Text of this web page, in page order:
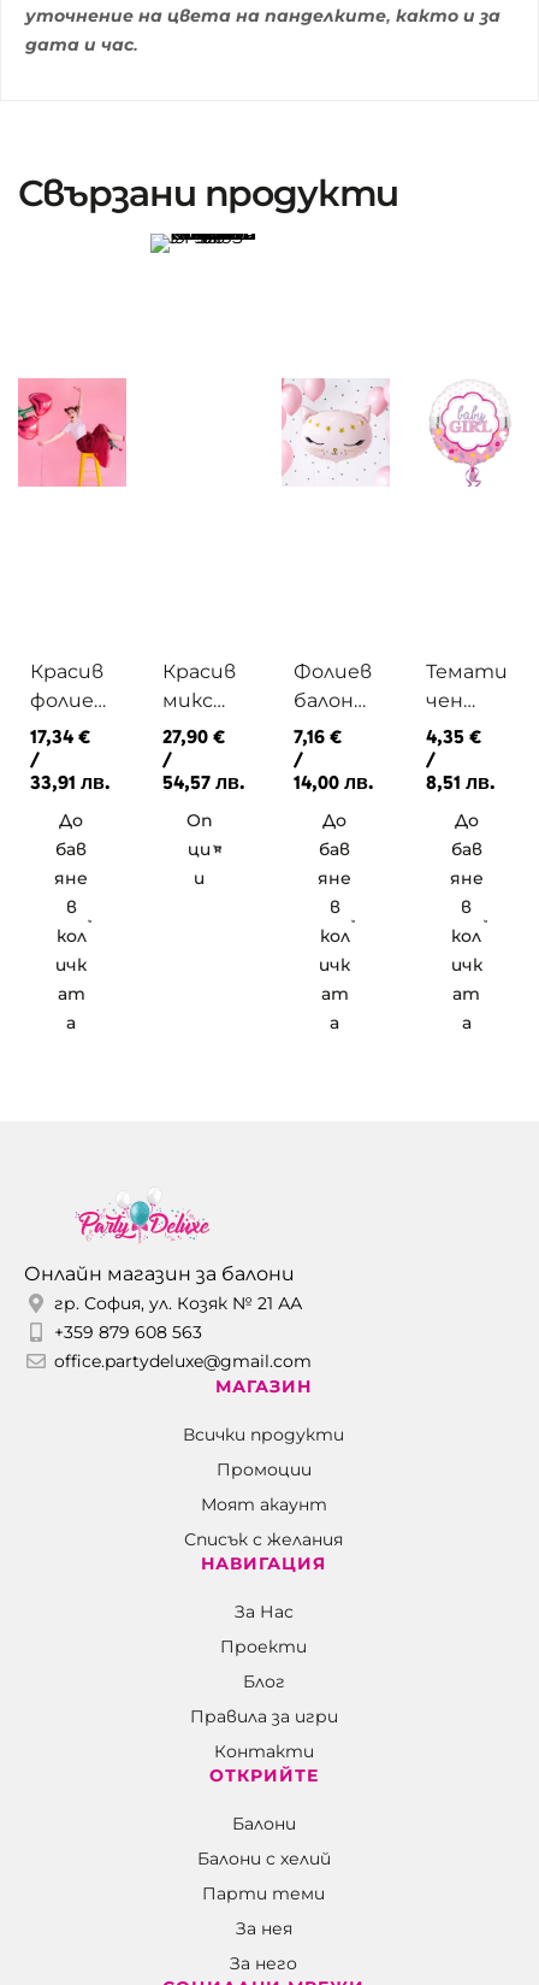
уточнение на цвета на панделките, както и за
дата и час.
Свързани продукти
Красив
фолиев
балон
череша
с хелий
17,34 €
/
33,91 лв.
До
бав
яне
в
кол
ичк
ат
а
Красив
микс
от
балони
с хелий
27,90 €
/
54,57 лв.
Оп
ци
и
Фолиев
балон
Коте
розово
с хелий
7,16 €
/
14,00 лв.
До
бав
яне
в
кол
ичк
ат
а
Темати
чен
розов
фолиев
балон с
надпис
BABY
GIRL с
хелий
4,35 €
/
8,51 лв.
До
бав
яне
в
кол
ичк
ат
а
Онлайн магазин за балони
гр. София, ул. Козяк № 21 АА
+359 879 608 563
office.partydeluxe@gmail.com
МАГАЗИН
Всички продукти
Промоции
Моят акаунт
Списък с желания
НАВИГАЦИЯ
За Нас
Проекти
Блог
Правила за игри
Контакти
ОТКРИЙТЕ
Балони
Балони c хелий
Парти теми
За нея
За него